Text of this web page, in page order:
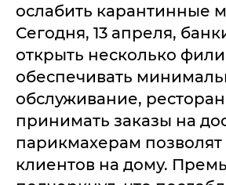
ослабить карантинные
Сегодня, 13 апреля,
открыть несколько
обеспечивать
обслуживание,
принимать заказы на
парикмахерам
клиентов на дому.